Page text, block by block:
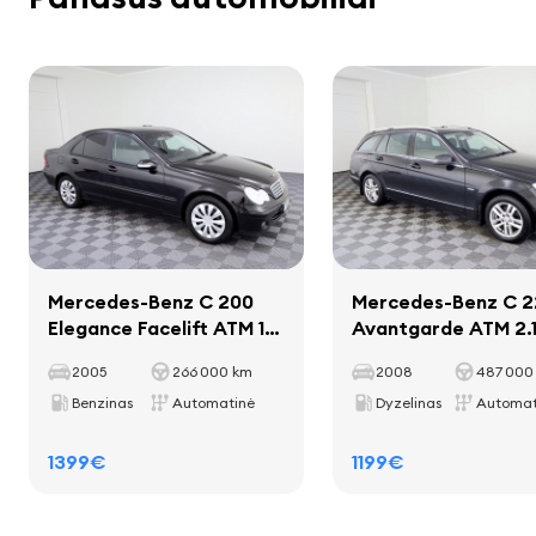
Interjeras
dekoratyvinės juostos salone
puodelių laikikliai
perjungimo svirtis, aptraukta oda
1920 kg
Atstumas tarp ašių
2690 mm
Mercedes-Benz C 200
Elegance Facelift ATM 1.8
2005
266 000 km
Benzinas
Automatinė
1399€
Mercedes-Benz C
Avantgarde ATM
2008
487 000
Dyzelinas
1199€